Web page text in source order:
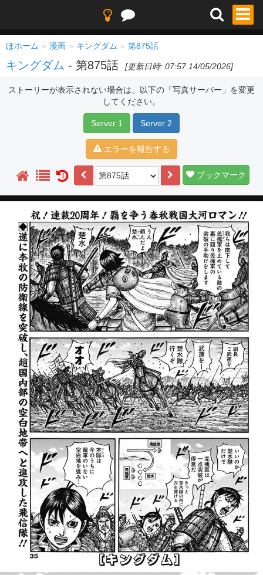
ほホーム 漫画 キングダム 第875話
キングダム - 第875話 [更新日時: 07:57 14/05/2026]
ストーリーが表示されない場合は、以下の「写真サーバー」を変更
してください。
Server 1 Server 2
エラーを報告する
1 ブックマーク